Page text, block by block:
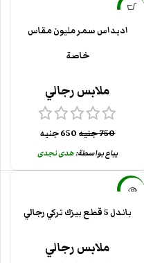
-13%
اديداس سمر مليون مقاس
خاصة
ملابس رجالي
750جنيه 650جنيه
يباع بواسطة:هدى نجدى
-50%
بيعت كلها
باندل 5 قطع بيزك تركي رجالي
ملابس رجالي